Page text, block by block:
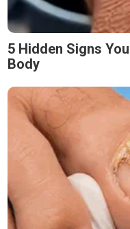
5 Hidden Signs
Body